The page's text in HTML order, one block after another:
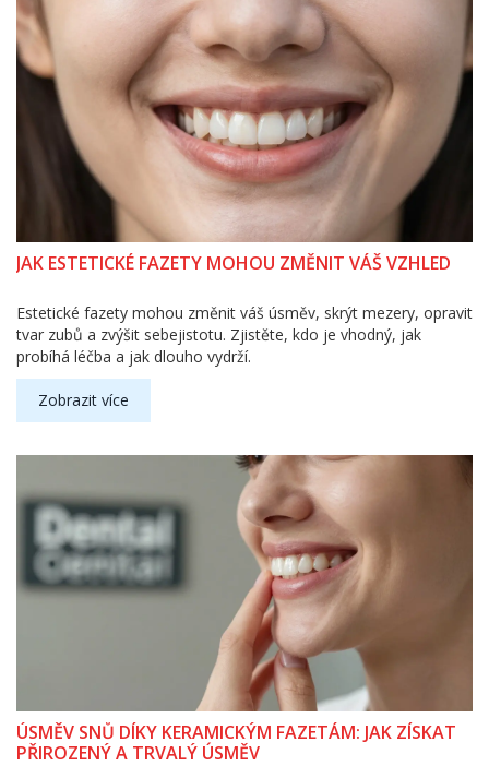
JAK ESTETICKÉ FAZETY MOHOU ZMĚNIT VÁŠ VZHLED
Estetické fazety mohou změnit váš úsměv, skrýt mezery, opravit
tvar zubů a zvýšit sebejistotu. Zjistěte, kdo je vhodný, jak
probíhá léčba a jak dlouho vydrží.
Zobrazit více
ÚSMĚV SNŮ DÍKY KERAMICKÝM FAZETÁM: JAK ZÍSKAT
PŘIROZENÝ A TRVALÝ ÚSMĚV